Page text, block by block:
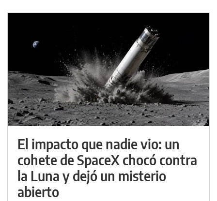
El impacto que nadie vio: un
cohete de SpaceX chocó contra
la Luna y dejó un misterio
abierto